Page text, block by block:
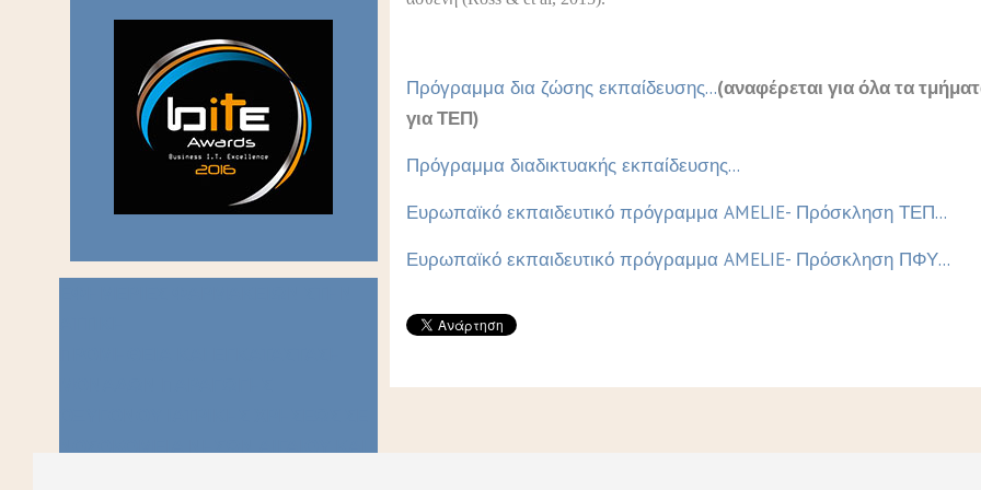
Πρόγραμμα δια ζώσης εκπαίδευσης...(αναφέρεται για όλα τα
για ΤΕΠ)
Πρόγραμμα διαδικτυακής εκπαίδευσης...
Ευρωπαϊκό εκπαιδευτικό πρόγραμμα AMELIE- Πρόσκληση ΤΕΠ...
Ευρωπαϊκό εκπαιδευτικό πρόγραμμα AMELIE- Πρόσκληση ΠΦΥ...